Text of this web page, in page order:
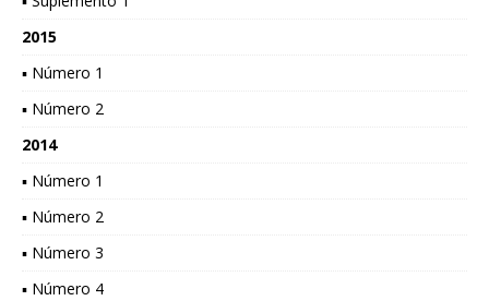
2015
▪ Número 1
▪ Número 2
2014
▪ Número 1
▪ Número 2
▪ Número 3
▪ Número 4